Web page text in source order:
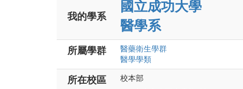
我的學系
國立成功大學
醫學系
所屬學群 醫藥衛生學群
醫學學類
所在校區
校本部